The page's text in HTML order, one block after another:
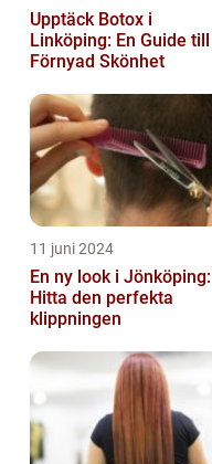
Upptäck Botox i
Linköping: En Guide till
Förnyad Skönhet
11 juni 2024
En ny look i Jönköping:
Hitta den perfekta
klippningen